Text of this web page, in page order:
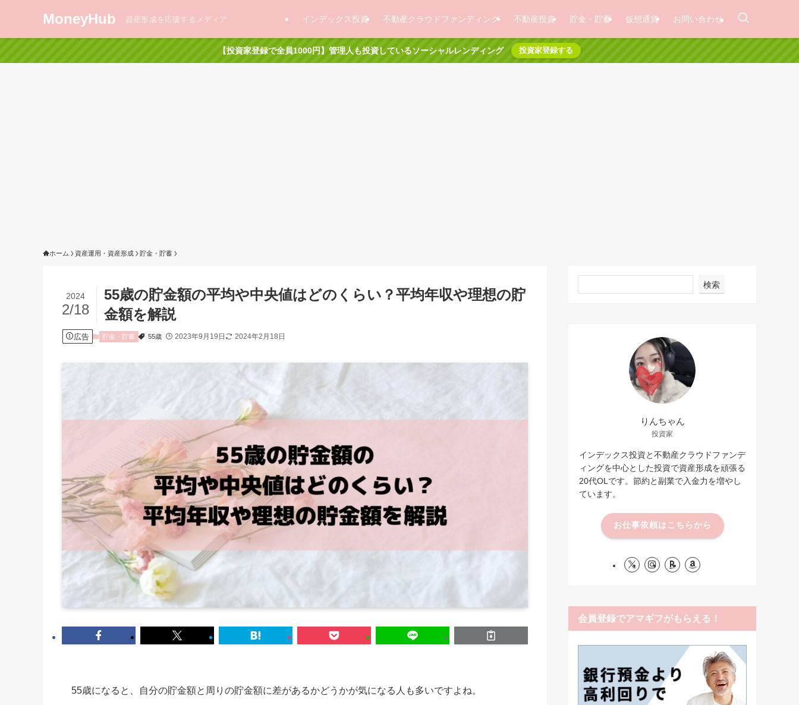
MoneyHub 資産形成を応援するメディア インデックス投資 不動産クラウドファンディング 不動産投資 貯金・貯蓄 仮想通貨 お問い合わせ
【投資家登録で全員1000円】管理人も投資しているソーシャルレンディング 投資家登録する
ホーム 資産運用・資産形成 貯金・貯蓄
55歳の貯金額の平均や中央値はどのくらい？平均年収や理想の貯
金額を解説
2024
2/18
広告 貯金・貯蓄 55歳 2023年9月19日 2024年2月18日
55歳になると、自分の貯金額と周りの貯金額に差があるかどうかが気になる人も多いですよね。
検索
りんちゃん
投資家
インデックス投資と不動産クラウドファンデ
ィングを中心とした投資で資産形成を頑張る
20代OLです。節約と副業で入金力を増やし
ています。
お仕事依頼はこちらから
会員登録でアマギフがもらえる！